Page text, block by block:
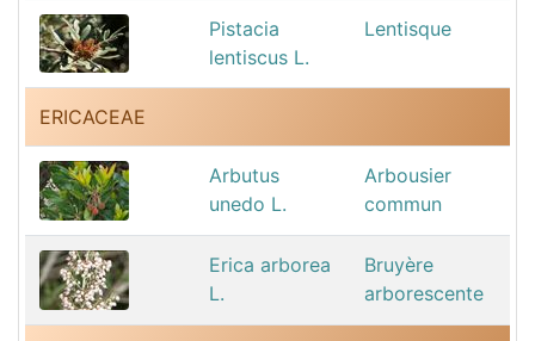
Pistacia
lentiscus L.
Lentisque
ERICACEAE
Arbutus
unedo L.
Arbousier
commun
Erica arborea
L.
Bruyère
arborescente